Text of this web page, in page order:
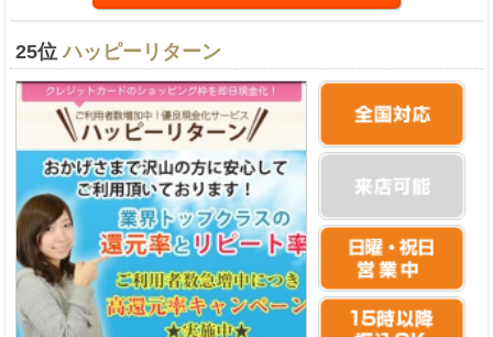
25位ハッピーリターン